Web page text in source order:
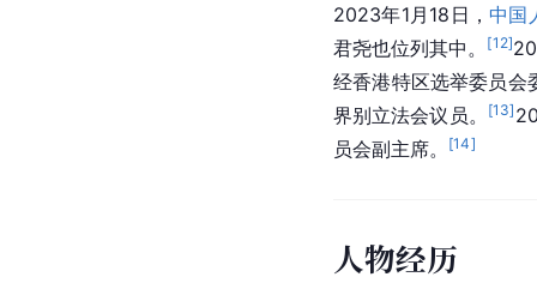
2023年1月18日，中国
君尧也位列其中。
[12]
经香港特区选举委员会
界别立法会议员。
[13]
员会副主席。
[14]
人物经历